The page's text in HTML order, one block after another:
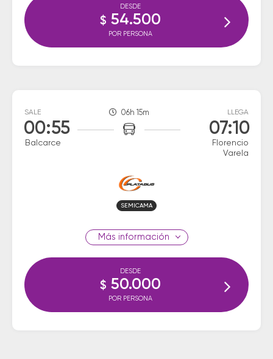
DESDE
$ 54.500
POR PERSONA
SALE
00:55
Balcarce
06h 15m LLEGA
07:10
Florencio
Varela
SEMICAMA
información
DESDE
$ 50.000
POR PERSONA